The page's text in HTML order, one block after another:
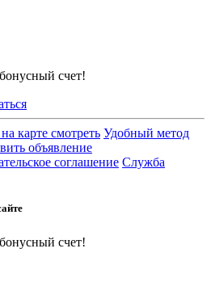
счет!
карте смотреть Удобный метод
объявление
соглашение Служба
счет!